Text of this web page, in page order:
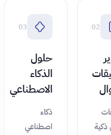
02
03
حلول
الذكاء
الاصطناعي
ذكاء
اصطناعي